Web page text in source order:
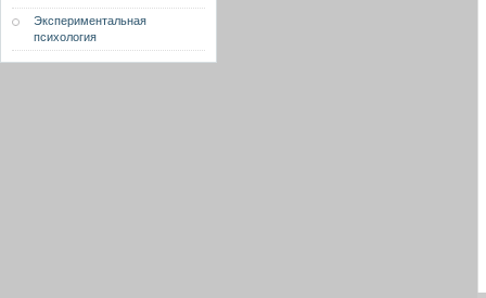
Экспериментальная
психология